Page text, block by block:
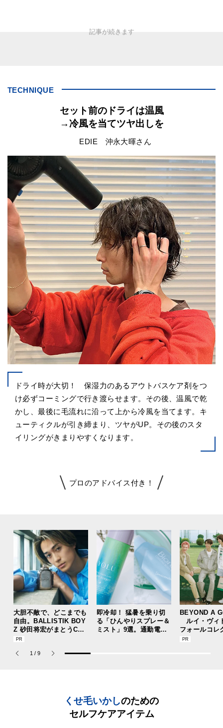
TECHNIQUE
セット前のドライは温風
→冷風を当てツヤ出しを
EDIE 沖永大暉さん
ドライ時が大切！ 保湿力のあるアウトバスケア剤をつ
け必ずコーミングで行き渡らせます。その後、温風で乾
かし、最後に毛流れに沿って上から冷風を当てます。キ
ューティクルが引き締まり、ツヤがUP。その後のスタ
イリングがきまりやすくなります。
プロのアドバイス付き！
大胆不敵で、どこまでも
自由。BALLISTIK BOY
Z 砂田将宏がまとうCOA
CHの新作フレグランス
ナム パルファム」
即冷却！ 猛暑を乗り切
る「ひんやりスプレー＆
ミスト」9選。通勤電車
BEYOND A
ルイ・ヴィ
フォールコレ
描くプレッピ
1 / 9
くせ毛いかしのための
セルフケアアイテム